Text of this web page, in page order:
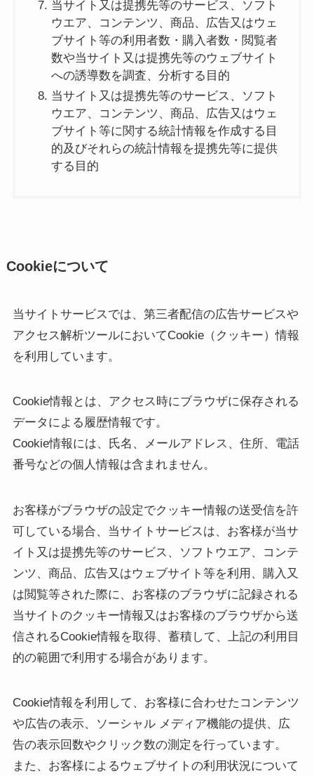
当サイト又は提携先等のサービス、ソフト
ウエア、コンテンツ、商品、広告又はウェ
ブサイト等の利用者数・購入者数・閲覧者
数や当サイト又は提携先等のウェブサイト
への誘導数を調査、分析する目的
当サイト又は提携先等のサービス、ソフト
ウエア、コンテンツ、商品、広告又はウェ
ブサイト等に関する統計情報を作成する目
的及びそれらの統計情報を提携先等に提供
する目的
Cookieについて
当サイトサービスでは、第三者配信の広告サービスや
アクセス解析ツールにおいてCookie（クッキー）情報
を利用しています。
Cookie情報とは、アクセス時にブラウザに保存される
データによる履歴情報です。
Cookie情報には、氏名、メールアドレス、住所、電話
番号などの個人情報は含まれません。
お客様がブラウザの設定でクッキー情報の送受信を許
可している場合、当サイトサービスは、お客様が当サ
イト又は提携先等のサービス、ソフトウエア、コンテ
ンツ、商品、広告又はウェブサイト等を利用、購入又
は閲覧等された際に、お客様のブラウザに記録される
当サイトのクッキー情報又はお客様のブラウザから送
信されるCookie情報を取得、蓄積して、上記の利用目
的の範囲で利用する場合があります。
Cookie情報を利用して、お客様に合わせたコンテンツ
や広告の表示、ソーシャル メディア機能の提供、広
告の表示回数やクリック数の測定を行っています。
また、お客様によるウェブサイトの利用状況について